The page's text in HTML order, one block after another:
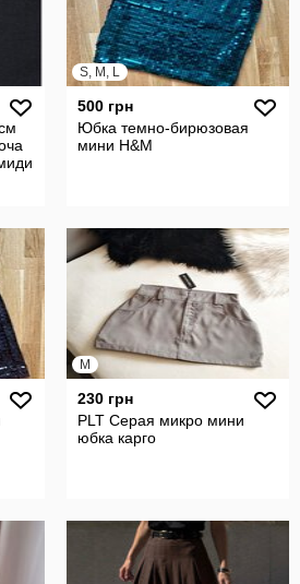
S, M, L
500 грн
Юбка темно-бирюзовая
мини H&M
M
230 грн
PLT Серая микро мини
юбка карго